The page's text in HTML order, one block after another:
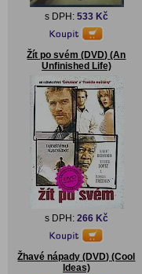
s DPH: 533 Kč
Žít po svém (DVD) (An
Unfinished Life)
s DPH: 266 Kč
Žhavé nápady (DVD) (Cool
Ideas)